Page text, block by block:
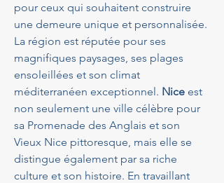
pour ceux qui souhaitent construire
une demeure unique et personnalisée.
La région est réputée pour ses
magnifiques paysages, ses plages
ensoleillées et son climat
méditerranéen exceptionnel. Nice est
non seulement une ville célèbre pour
sa Promenade des Anglais et son
Vieux Nice pittoresque, mais elle se
distingue également par sa riche
culture et son histoire. En travaillant